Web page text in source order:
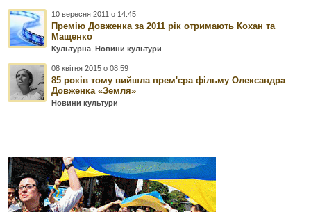
10 вересня 2011 о 14:45
Премію Довженка за 2011 рік отримають Кохан та
Мащенко
Культурна ,Новини культури
08 квітня 2015 о 08:59
85 років тому вийшла прем'єра фільму Олександра
Довженка «Земля»
Новини культури